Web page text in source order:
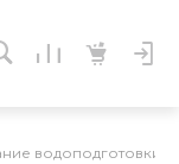
водоподготовки и